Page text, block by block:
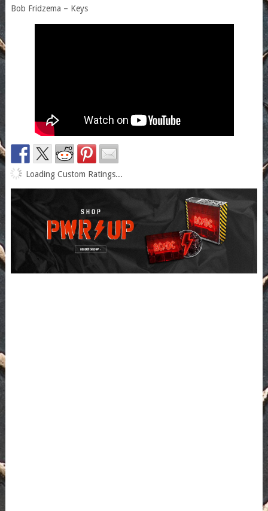
Bob Fridzema – Keys
Loading Custom Ratings...